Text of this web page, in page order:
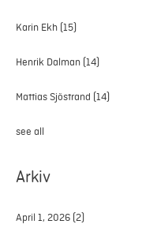
Karin Ekh (15)
Henrik Dalman (14)
Mattias Sjöstrand (14)
see all
Arkiv
April 1, 2026 (2)